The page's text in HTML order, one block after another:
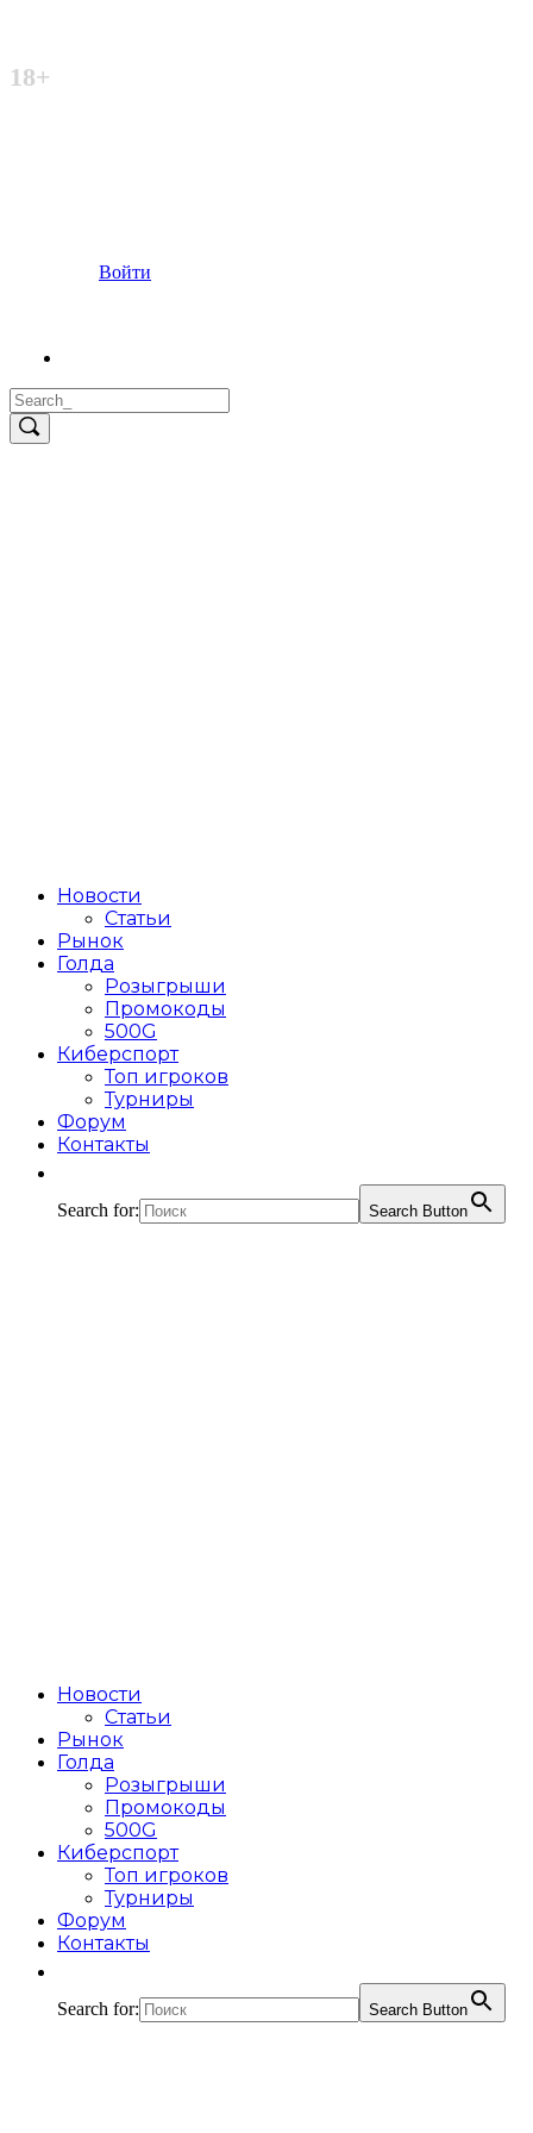
18+
Войти
Новости
Статьи
Рынок
Голда
Розыгрыши
Промокоды
500G
Киберспорт
Топ игроков
Турниры
Форум
Контакты
Search for: Search Button
Новости
Статьи
Рынок
Голда
Розыгрыши
Промокоды
500G
Киберспорт
Топ игроков
Турниры
Форум
Контакты
Search for: Search Button